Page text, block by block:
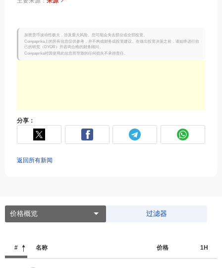
加密货币波动性极大，涉及重大风险。您可能会失去部分或全部投资。
Coinpaprika上的所有信息仅供参考，并不构成财务或投资建议。在做出投资决策之前，请始终进行自
己的研究（DYOR）并咨询合格的财务顾问。
Coinpaprika对因使用此信息而导致的任何损失不承担责任。
分享：
返回所有新闻
价格概览 过滤器
# 名称 价格 1H